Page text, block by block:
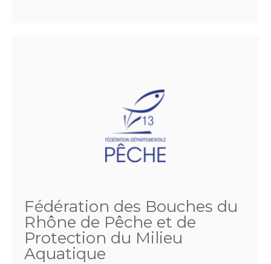
Fédération des Bouches du
Rhône de Pêche et de
Protection du Milieu
Aquatique